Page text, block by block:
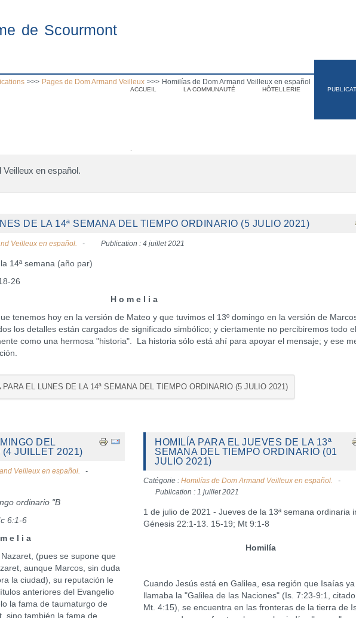
de Scourmont
ACCUEIL LA COMMUNAUTÉ HÔTELLERIE
>>> Pages de Dom Armand Veilleux >>> Homilías de Dom Armand Veilleux en español
en español.
DE LA 14ª SEMANA DEL TIEMPO ORDINARIO (5 JULIO 2021)
Veilleux en español. Publication : 4 juillet 2021
14ª semana (año par)
26
H o m e l i a
hoy en la versión de Mateo y que tuvimos el 13º domingo en la versión de
los detalles están cargados de significado simbólico; y ciertamente no percibiremos todo el
como una hermosa "historia". La historia sólo está ahí para apoyar el mensaje; y ese
EL LUNES DE LA 14ª SEMANA DEL TIEMPO ORDINARIO (5 JULIO 2021)
DEL
JUILLET 2021)
Veilleux en español.
ordinario "B
6:1-6
e l i a
(pues se supone que
aunque Marcos, sin duda
la ciudad), su reputación le
anteriores del Evangelio
la fama de taumaturgo de
sino también la fama de
HOMILÍA PARA EL JUEVES DE LA 13ª
SEMANA DEL TIEMPO ORDINARIO (01
JULIO 2021)
Catégorie :Homilías de Dom Armand Veilleux en español.
Publication : 1 juillet 2021
1 de julio de 2021 - Jueves de la 13ª semana ordinaria
Génesis 22:1-13. 15-19; Mt 9:1-8
Homilía
Cuando Jesús está en Galilea, esa región que Isaías ya
llamaba la "Galilea de las Naciones" (Is. 7:23-9:1,
Mt. 4:15), se encuentra en las fronteras de la tierra de